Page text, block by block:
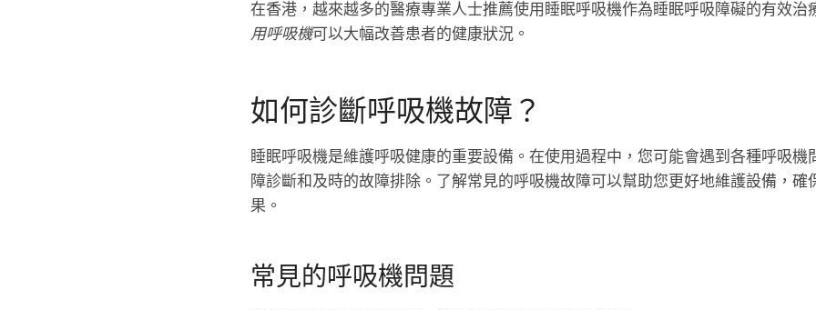
在香港，越來越多的醫療專業人士推薦使用睡眠呼吸機作為睡眠呼吸障礙的有效治
用呼吸機可以大幅改善患者的健康狀況。
如何診斷呼吸機故障？
睡眠呼吸機是維護呼吸健康的重要設備。在使用過程中，您可能會遇到各種呼吸機
障診斷和及時的故障排除。了解常見的呼吸機故障可以幫助您更好地維護設備，確
果。
常見的呼吸機問題